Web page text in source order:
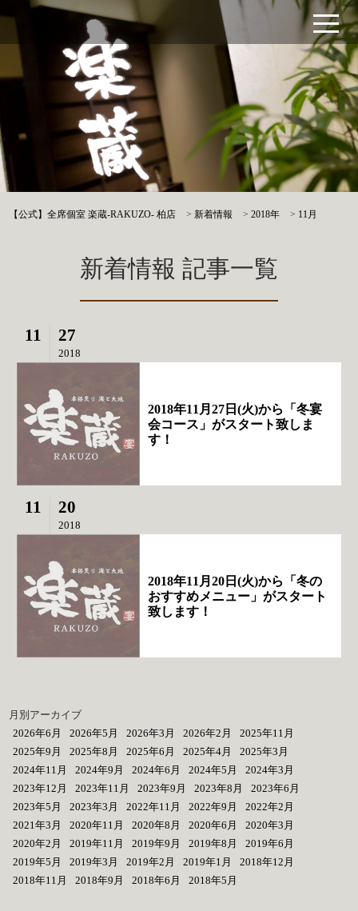
【公式】全席個室 楽蔵‐RAKUZO‐ 柏店 >新着情報 >2018年 > 11月
新着情報 記事一覧
11 27
2018
2018年11月27日(火)から「冬宴
会コース」がスタート致しま
す！
11 20
2018
2018年11月20日(火)から「冬の
おすすめメニュー」がスタート
致します！
月別アーカイブ
2026年6月
2026年5月 2026年3月 2026年2月
2025年11月
2025年9月
2025年8月 2025年6月 2025年4月
2025年3月
2024年11月
2024年9月 2024年6月 2024年5月
2024年3月
2023年12月
2023年11月 2023年9月 2023年8月
2023年6月
2023年5月
2023年3月 2022年11月 2022年9月
2022年2月
2021年3月
2020年11月 2020年8月 2020年6月
2020年3月
2020年2月
2019年11月 2019年9月 2019年8月
2019年6月
2019年5月
2019年3月 2019年2月 2019年1月
2018年12月
2018年11月
2018年9月 2018年6月 2018年5月